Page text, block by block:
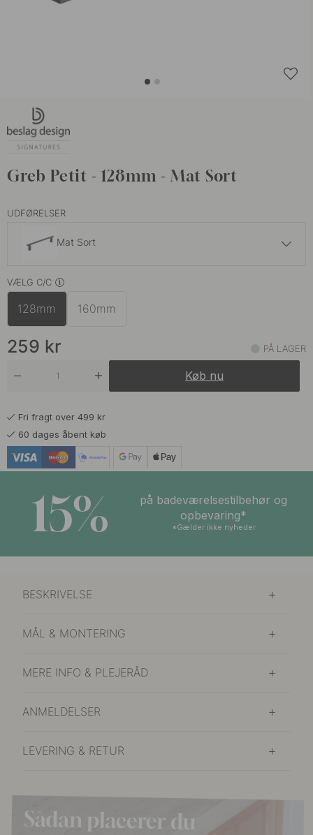
Greb Petit - 128mm - Mat Sort
UDFØRELSER
Mat Sort
Brunet Messing
Forniklet
Poleret Messing
VÆLG C/C
128mm 160mm
259 kr PÅ LAGER
Køb nu
Fri fragt over 499 kr
60 dages åbent køb
15%
på badeværelsestilbehør og
opbevaring*
*Gælder ikke nyheder
BESKRIVELSE
MÅL & MONTERING
MERE INFO & PLEJERÅD
ANMELDELSER
LEVERING & RETUR